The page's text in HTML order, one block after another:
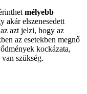
mélyebb
akár elszenesedett
azt jelzi, hogy az
az esetekben megnő
kockázata,
szükség.